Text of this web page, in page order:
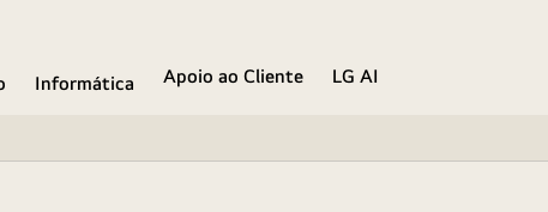
Informática Apoio ao Cliente
LG AI